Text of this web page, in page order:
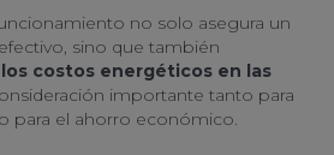
no solo asegura un
sino que también
costos energéticos en las
importante tanto para
para el ahorro económico.